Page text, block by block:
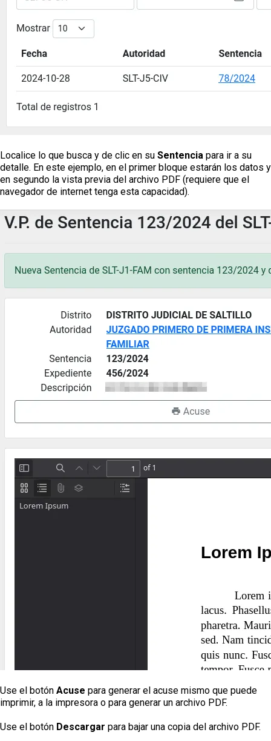
Localice lo que busca y de clic en su Sentencia para ir a su
detalle. En este ejemplo, en el primer bloque estarán los datos y
en segundo la vista previa del archivo PDF (requiere que el
navegador de internet tenga esta capacidad).
Use el botón Acuse para generar el acuse mismo que puede
imprimir, a la impresora o para generar un archivo PDF.
Use el botón Descargar para bajar una copia del archivo PDF.